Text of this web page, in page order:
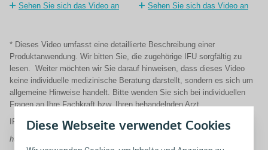
Diese Webseite verwendet Cookies
Sehen Sie sich das Video an Sehen Sie sich das Video an
* Dieses Video umfasst eine detaillierte Beschreibung einer
Produktanwendung. Wir bitten Sie, die zugehörige IFU sorgfältig zu
lesen. Weiter möchten wir Sie darauf hinweisen, dass dieses Video
keine individuelle medizinische Beratung darstellt, sondern es sich um
allgemeine Hinweise handelt. Bitte wenden Sie sich bei individuellen
Fragen an Ihre Fachkraft bzw. Ihren behandelnden Arzt.
IFU's:
https://docshub.coloplast.com/ifus/?Query=25502#ifu-results